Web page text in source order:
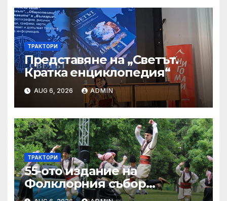
ТРАКТОРИ
Представяне на „Светът.
Кратка енциклопедия“
AUG 6, 2026 ADMIN
ТРАКТОРИ
55-ото издание на
Фолклорния събор
„Златната гъдулка“ ще се